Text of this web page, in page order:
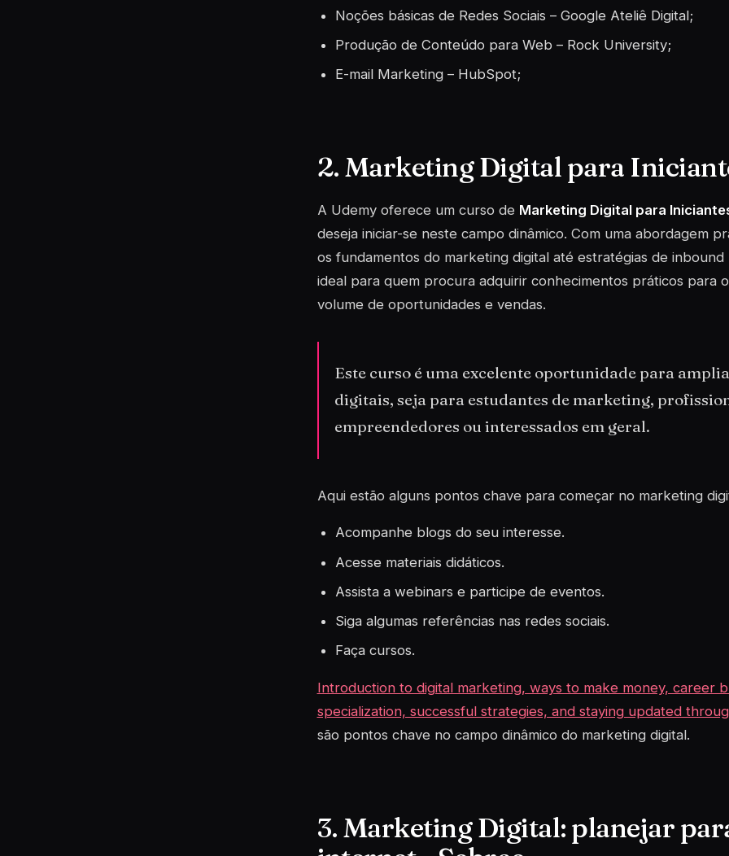
Noções básicas de Redes Sociais – Google Ateliê Digital;
Produção de Conteúdo para Web – Rock University;
E-mail Marketing – HubSpot;
2. Marketing Digital para
A Udemy oferece um curso de Marketing Digital para
deseja iniciar-se neste campo dinâmico. Com uma abordagem
os fundamentos do marketing digital até estratégias de
ideal para quem procura adquirir conhecimentos práticos para
volume de oportunidades e vendas.
Este curso é uma excelente oportunidade para
digitais, seja para estudantes de marketing,
empreendedores ou interessados em geral.
Aqui estão alguns pontos chave para começar no marketing
Acompanhe blogs do seu interesse.
Acesse materiais didáticos.
Assista a webinars e participe de eventos.
Siga algumas referências nas redes sociais.
Faça cursos.
Introduction to digital marketing, ways to make money, career
specialization, successful strategies, and staying updated
são pontos chave no campo dinâmico do marketing digital.
3. Marketing Digital: planejar